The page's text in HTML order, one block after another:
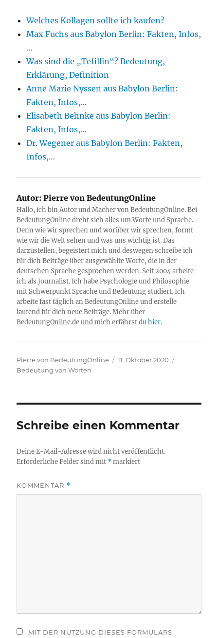
Welches Kollagen sollte ich kaufen?
Max Fuchs aus Babylon Berlin: Fakten, Infos,
…
Was sind die „Tefillin“? Bedeutung,
Erklärung, Definition
Anne Marie Nyssen aus Babylon Berlin:
Fakten, Infos,…
Elisabeth Behnke aus Babylon Berlin:
Fakten, Infos,…
Dr. Wegener aus Babylon Berlin: Fakten,
Infos,…
Autor: Pierre von BedeutungOnline
Hallo, ich bin Autor und Macher von BedeutungOnline. Bei
BedeutungOnline dreht sich alles um Worte und Sprache.
Denn wie wir sprechen und worüber wir sprechen, formt
wie wir die Welt sehen und was uns wichtig ist. Das
darzustellen, begeistert mich und deswegen schreibe ich
für dich Beiträge über ausgewählte Worte, die in der
deutschen Sprache gesprochen werden. Seit 2004 arbeite
ich als Journalist. Ich habe Psychologie und Philosophie
mit Schwerpunkt Sprache und Bedeutung studiert. Ich
arbeite fast täglich an BedeutungOnline und erstelle
laufend für dich neue Beiträge. Mehr über
BedeutungOnline.de und mich erfährst duhier.
Autor
Pierre von BedeutungOnline
Veröffentlicht
11. Oktober 2020
Bedeutung von Worten
Schreibe einen Kommentar
Deine E-Mail-Adresse wird nicht veröffentlicht.
Erforderliche Felder sind mit *markiert
KOMMENTAR *
MIT DER NUTZUNG DIESES FORMULARS